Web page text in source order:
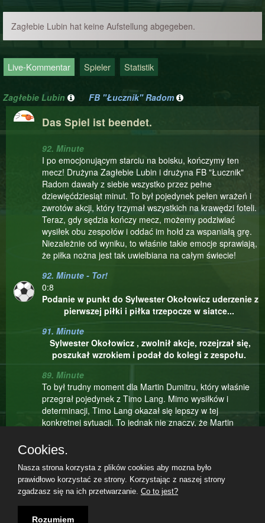
Zagłebie Lubin hat keine Aufstellung abgegeben.
Live-Kommentar Spieler Statistik
Zagłebie Lubin FB "Łucznik" Radom
Das Spiel ist beendet.
92. Minute
I po emocjonującym starciu na boisku, kończymy ten
mecz! Drużyna Zagłebie Lubin i drużyna FB "Łucznik"
Radom dawały z siebie wszystko przez pełne
dziewięćdziesiąt minut. To był pojedynek pełen wrażeń i
zwrotów akcji, który trzymał wszystkich na krawędzi foteli.
Teraz, gdy sędzia kończy mecz, możemy podziwiać
wysiłek obu zespołów i oddać im hołd za wspaniałą grę.
Niezależnie od wyniku, to właśnie takie emocje sprawiają,
że piłka nożna jest tak uwielbiana na całym świecie!
92. Minute - Tor!
0:8
Podanie w punkt do Sylwester Okołowicz uderzenie z
pierwszej piłki i piłka trzepocze w siatce...
91. Minute
Sylwester Okołowicz , zwolnił akcje, rozejrzał się,
poszukał wzrokiem i podał do kolegi z zespołu.
89. Minute
To był trudny moment dla Martin Dumitru, który właśnie
przegrał pojedynek z Timo Lang. Mimo wysiłków i
determinacji, Timo Lang okazał się lepszy w tej
konkretnej sytuacji. To jednak nie znaczy, że Martin
zwycięstwa i porażki, a ważne jest, jak zawodnik potrafi
się podnieść po niepowodzeniu i kontynuować walkę.
Mam nadzieję, że Martin Dumitru szybko odzyska
pewność siebie i będzie gotowy na kolejne wyzwania na
boisku.
88. Minute
Cookies.
Nasza strona korzysta z plików cookies aby mozna było
prawidłowo korzystać ze strony. Korzystając z naszej strony
zgadzasz się na ich przetwarzanie. Co to jest?
Rozumiem